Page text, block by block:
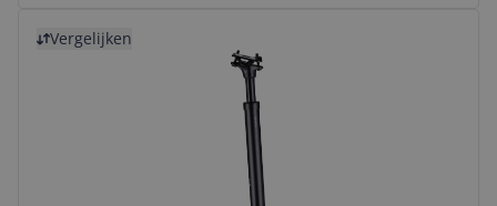
Vergelijken